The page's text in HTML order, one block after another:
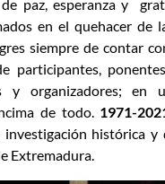
de paz, esperanza y
en el quehacer de
siempre de contar
participantes,
y organizadores; en
de todo. 1971-
histórica y
Extremadura.